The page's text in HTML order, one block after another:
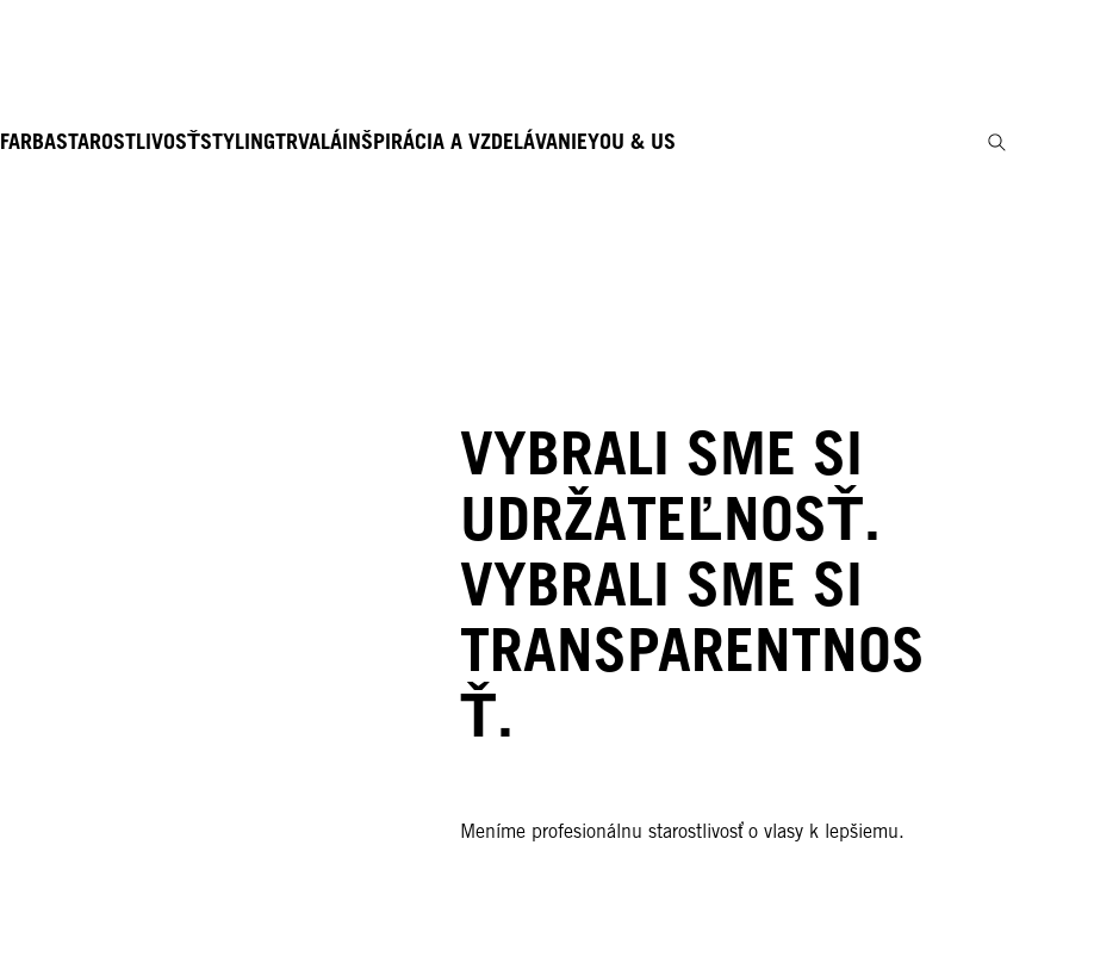
FARBASTAROSTLIVOSŤSTYLINGTRVALÁINŠPIRÁCIA A VZDELÁVANIEYOU & US
VYBRALI SME SI
UDRŽATEĽNOSŤ.
VYBRALI SME SI
TRANSPARENTNOS
Ť.
Meníme profesionálnu starostlivosť o vlasy k lepšiemu.